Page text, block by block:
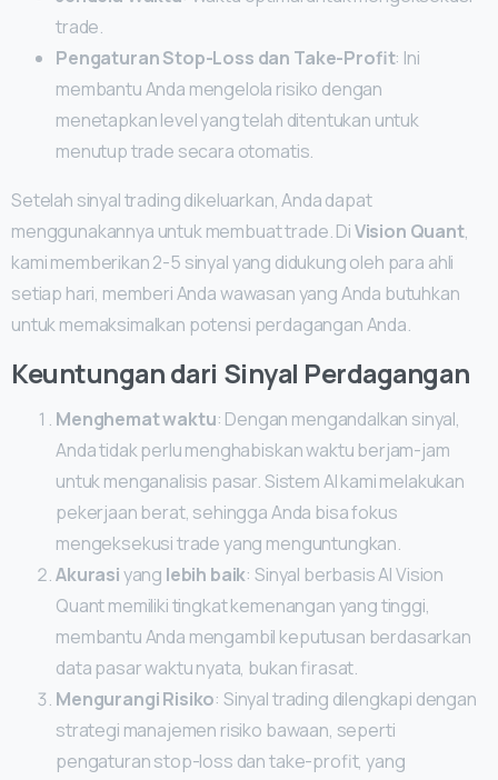
trade.
Pengaturan Stop-Loss dan Take-Profit: Ini
membantu Anda mengelola risiko dengan
menetapkan level yang telah ditentukan untuk
menutup trade secara otomatis.
Setelah sinyal trading dikeluarkan, Anda dapat
menggunakannya untuk membuat trade. DiVision Quant,
kami memberikan 2-5 sinyal yang didukung oleh para ahli
setiap hari, memberi Anda wawasan yang Anda butuhkan
untuk memaksimalkan potensi perdagangan Anda.
Keuntungan dari Sinyal Perdagangan
Menghemat waktu: Dengan mengandalkan sinyal,
Anda tidak perlu menghabiskan waktu berjam-jam
untuk menganalisis pasar. Sistem AI kami melakukan
pekerjaan berat, sehingga Anda bisa fokus
mengeksekusi trade yang menguntungkan.
Akurasiyang lebih baik: Sinyal berbasis AI Vision
Quant memiliki tingkat kemenangan yang tinggi,
membantu Anda mengambil keputusan berdasarkan
data pasar waktu nyata, bukan firasat.
Mengurangi Risiko: Sinyal trading dilengkapi dengan
strategi manajemen risiko bawaan, seperti
pengaturan stop-loss dan take-profit, yang